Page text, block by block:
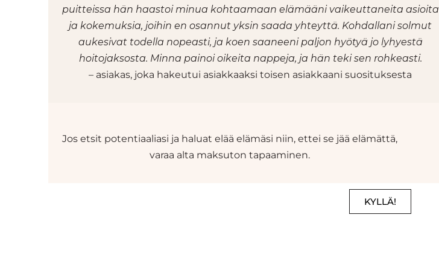
puitteissa hän haastoi minua kohtaamaan elämääni vaikeuttaneita asioita
ja kokemuksia, joihin en osannut yksin saada yhteyttä. Kohdallani solmut
aukesivat todella nopeasti, ja koen saaneeni paljon hyötyä jo lyhyestä
hoitojaksosta. Minna painoi oikeita nappeja, ja hän teki sen rohkeasti.
– asiakas, joka hakeutui asiakkaaksi toisen asiakkaani suosituksesta
Jos etsit potentiaaliasi ja haluat elää elämäsi niin, ettei se jää elämättä,
varaa alta maksuton tapaaminen.
KYLLÄ!